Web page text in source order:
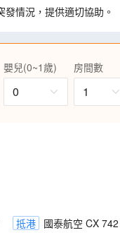
情況，提供適切協助。
嬰兒(0~1歲)
0
房間數
1
抵港 國泰航空 CX